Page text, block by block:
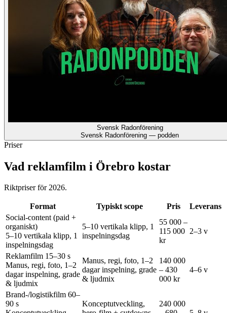
Svensk Radonförening
Svensk Radonförening — podden
Priser
Vad reklamfilm i Örebro kostar
Riktpriser för 2026.
Format Typiskt scope Pris
Leverans
Social-content (paid +
organiskt)
5–10 vertikala klipp, 1
inspelningsdag
5–10 vertikala klipp, 1
inspelningsdag
55 000 –
115 000
kr
2–3 v
Reklamfilm 15–30 s
Manus, regi, foto, 1–2
dagar inspelning, grade
& ljudmix
Manus, regi, foto, 1–2
dagar inspelning, grade
& ljudmix
140 000
– 430
000 kr
4–6 v
Brand-/logistikfilm 60–
90 s
Konceptutveckling,
240 000